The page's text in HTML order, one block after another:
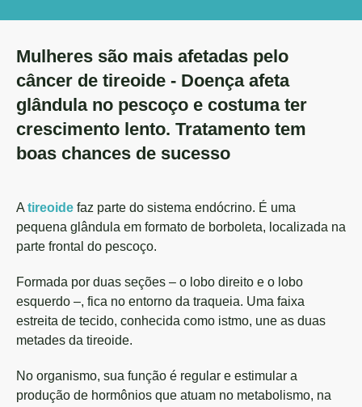
Mulheres são mais afetadas pelo
câncer de tireoide - Doença afeta
glândula no pescoço e costuma ter
crescimento lento. Tratamento tem
boas chances de sucesso
A tireoide faz parte do sistema endócrino. É uma
pequena glândula em formato de borboleta, localizada na
parte frontal do pescoço.
Formada por duas seções – o lobo direito e o lobo
esquerdo –, fica no entorno da traqueia. Uma faixa
estreita de tecido, conhecida como istmo, une as duas
metades da tireoide.
No organismo, sua função é regular e estimular a
produção de hormônios que atuam no metabolismo, na